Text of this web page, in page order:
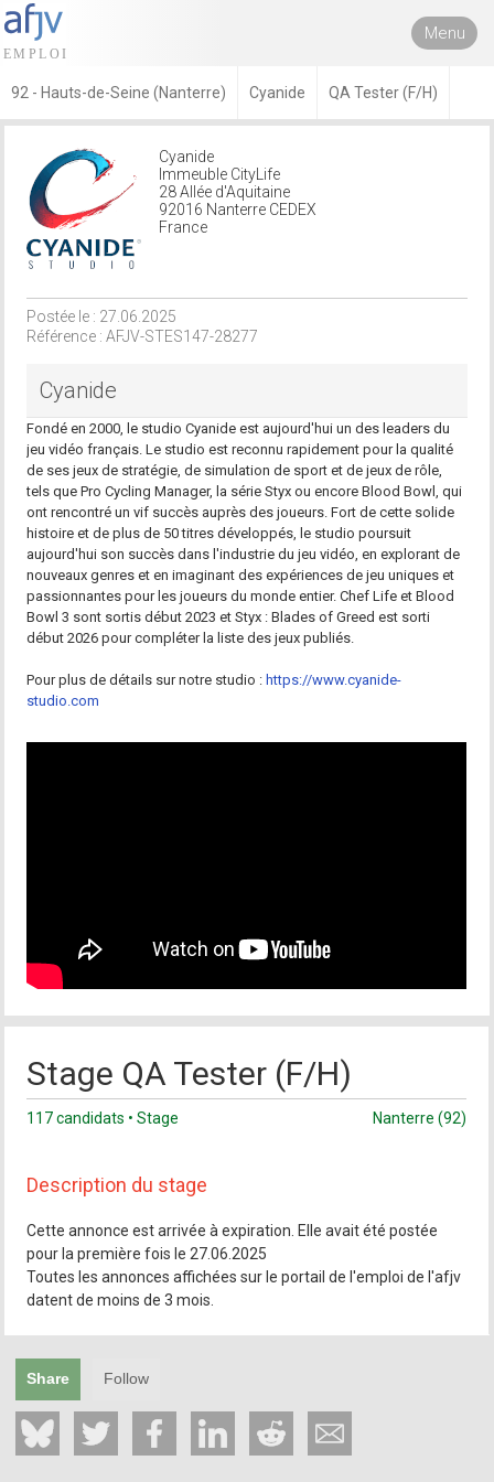
Menu
92 - Hauts-de-Seine (Nanterre) Cyanide QA Tester (F/H)
Cyanide
Immeuble CityLife
28 Allée d'Aquitaine
92016 Nanterre CEDEX
France
Postée le : 27.06.2025
Référence : AFJV-STES147-28277
Cyanide
Fondé en 2000, le studio Cyanide est aujourd'hui un des leaders du
jeu vidéo français. Le studio est reconnu rapidement pour la qualité
de ses jeux de stratégie, de simulation de sport et de jeux de rôle,
tels que Pro Cycling Manager, la série Styx ou encore Blood Bowl, qui
ont rencontré un vif succès auprès des joueurs. Fort de cette solide
histoire et de plus de 50 titres développés, le studio poursuit
aujourd'hui son succès dans l'industrie du jeu vidéo, en explorant de
nouveaux genres et en imaginant des expériences de jeu uniques et
passionnantes pour les joueurs du monde entier. Chef Life et Blood
Bowl 3 sont sortis début 2023 et Styx : Blades of Greed est sorti
début 2026 pour compléter la liste des jeux publiés.
Pour plus de détails sur notre studio : https://www.cyanide-
studio.com
Stage QA Tester (F/H)
117 candidats • Stage Nanterre (92)
Description du stage
Cette annonce est arrivée à expiration. Elle avait été postée
pour la première fois le 27.06.2025
Toutes les annonces affichées sur le portail de l'emploi de l'afjv
datent de moins de 3 mois.
Share Follow